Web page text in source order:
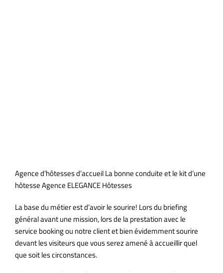
Agence d’hôtesses d’accueil La bonne conduite et le kit d’une
hôtesse Agence ELEGANCE Hôtesses
La base du métier est d’avoir le sourire! Lors du briefing
général avant une mission, lors de la prestation avec le
service booking ou notre client et bien évidemment sourire
devant les visiteurs que vous serez amené à accueillir quel
que soit les circonstances.